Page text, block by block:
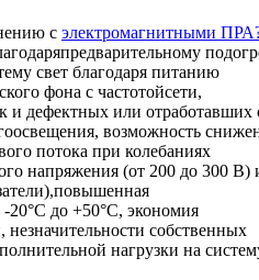
с электромагнитными
свет благодаря питанию
фона с частотойсети,
и дефектных или отработавших
возможность
потока при колебаниях
напряжения (от 200 до 300 В)
-20°С до +50°С, экономия
собственных
нагрузки на